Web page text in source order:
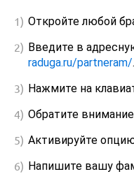
Откройте любой
Введите в
raduga.ru/partneram/.
Нажмите на
Обратите
Активируйте
Напишите вашу